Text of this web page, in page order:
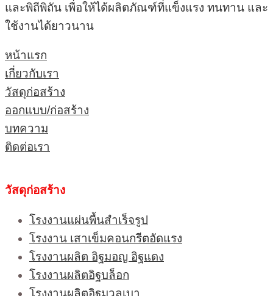
และพิถีพิถัน เพื่อให้ได้ผลิตภัณฑ์ที่แข็งแรง ทนทาน และ
ใช้งานได้ยาวนาน
หน้าแรก
เกี่ยวกับเรา
วัสดุก่อสร้าง
ออกแบบ/ก่อสร้าง
บทความ
ติดต่อเรา
วัสดุก่อสร้าง
โรงงานแผ่นพื้นสำเร็จรูป
โรงงาน เสาเข็มคอนกรีตอัดแรง
โรงงานผลิต อิฐมอญ อิฐแดง
โรงงานผลิตอิฐบล็อก
โรงงานผลิตอิฐมวลเบา